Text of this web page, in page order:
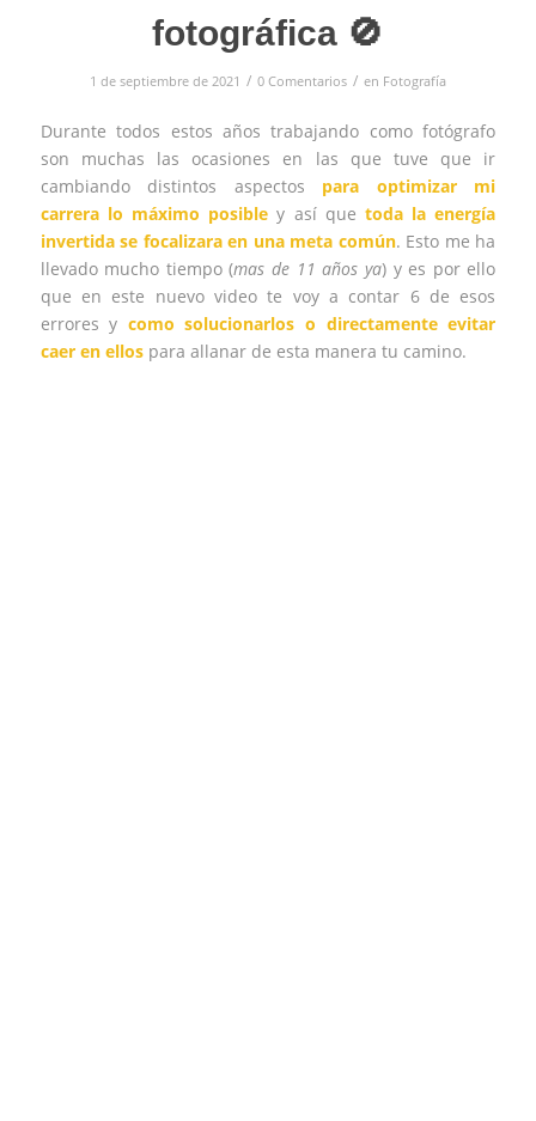
fotográfica 🚫
1 de septiembre de 2021 / 0 Comentarios / en Fotografía
Durante todos estos años trabajando como fotógrafo
son muchas las ocasiones en las que tuve que ir
cambiando distintos aspectos para optimizar mi
carrera lo máximo posible y así quetoda la energía
invertida se focalizara en una meta común. Esto me ha
llevado mucho tiempo (mas de 11 años ya) y es por ello
que en este nuevo video te voy a contar 6 de esos
errores y como solucionarlos o directamente evitar
caer en ellospara allanar de esta manera tu camino.